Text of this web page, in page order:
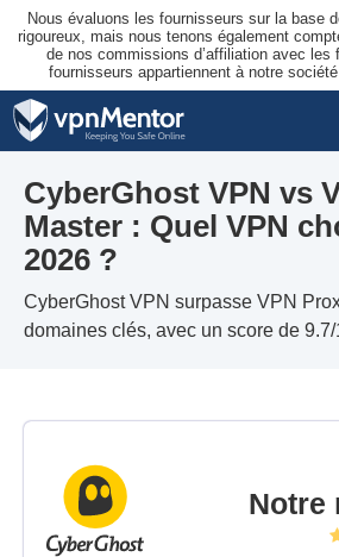
Nous évaluons les fournisseurs sur la base
rigoureux, mais nous tenons également
de nos commissions d’affiliation avec les
fournisseurs appartiennent à notre
CyberGhost VPN vs
Master : Quel VPN
2026 ?
CyberGhost VPN surpasse VPN
domaines clés, avec un score de
Notre